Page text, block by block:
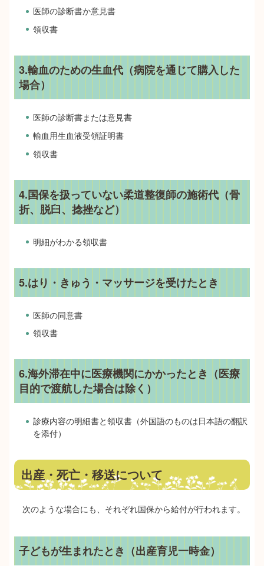
医師の診断書か意見書
領収書
3.輸血のための生血代（病院を通じて購入した
場合）
医師の診断書または意見書
輸血用生血液受領証明書
領収書
4.国保を扱っていない柔道整復師の施術代（骨
折、脱臼、捻挫など）
明細がわかる領収書
5.はり・きゅう・マッサージを受けたとき
医師の同意書
領収書
6.海外滞在中に医療機関にかかったとき（医療
目的で渡航した場合は除く）
診療内容の明細書と領収書（外国語のものは日本語の翻訳
を添付）
出産・死亡・移送について
次のような場合にも、それぞれ国保から給付が行われます。
子どもが生まれたとき（出産育児一時金）